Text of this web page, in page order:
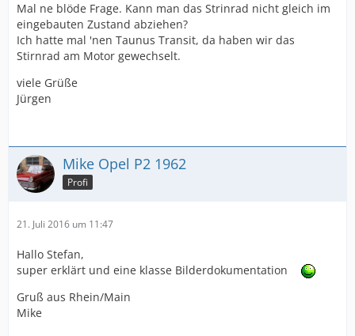
Mal ne blöde Frage. Kann man das Strinrad nicht gleich im
eingebauten Zustand abziehen?
Ich hatte mal 'nen Taunus Transit, da haben wir das
Stirnrad am Motor gewechselt.
viele Grüße
Jürgen
Mike Opel P2 1962
Profi
21. Juli 2016 um 11:47
Hallo Stefan,
super erklärt und eine klasse Bilderdokumentation
Gruß aus Rhein/Main
Mike